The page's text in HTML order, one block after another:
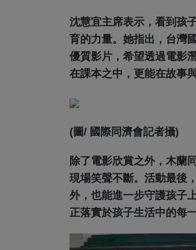
沈慧宜主席表示，看到孩
育的力量。她指出，台灣
優質影片，希望透過電影
在課本之中，更能在故事
(圖/ 國際同濟會記者攝)
除了電影欣賞之外，木蘭
現場笑聲不斷。活動最後
外，也能進一步守護孩子
正落實於孩子生活中的每